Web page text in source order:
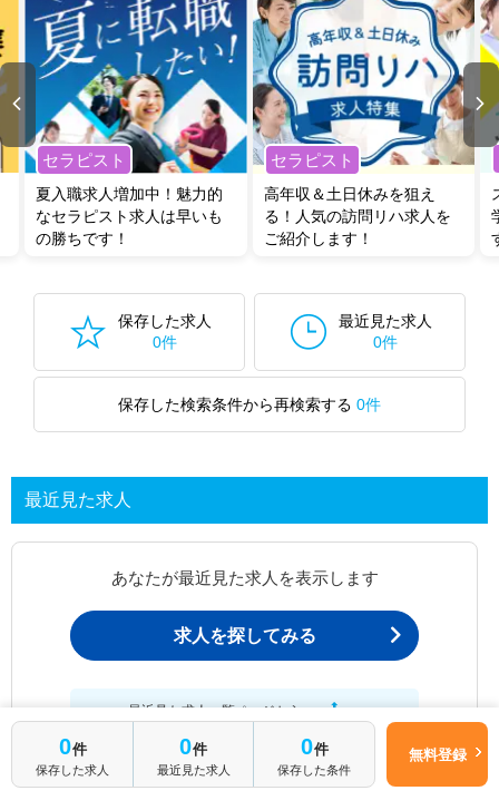
セラピスト
夏入職求人増加中！魅力的
なセラピスト求人は早いも
の勝ちです！
セラピスト
高年収＆土日休みを狙え
る！人気の訪問リハ求人を
ご紹介します！
保存した求人
0件
最近見た求人
0件
保存した検索条件から再検索する 0件
最近見た求人
あなたが最近見た求人を表示します
求人を探してみる
最近見た求人一覧ページから、
0件
保存した求人
0件
最近見た求人
0件
保存した条件
無料登録